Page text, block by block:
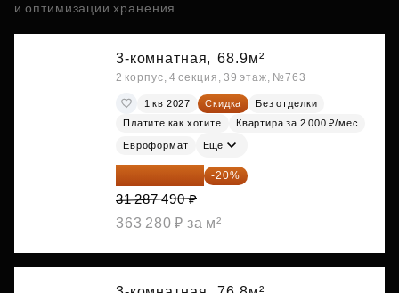
и оптимизации хранения
3-комнатная, 68.9м²
2 корпус, 4 секция, 39 этаж, №763
1 кв 2027 Скидка
Без отделки
Платите как хотите
Квартира за 2 000 ₽/мес
Евроформат Ещё
25 029 992 ₽ -20%
31 287 490 ₽
363 280 ₽ за м²